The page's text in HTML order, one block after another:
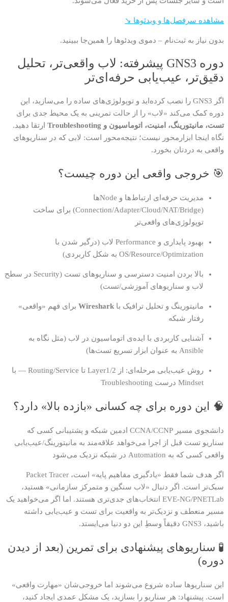
مشاهده سرفصل‌ها و ویدئوها ↘
بدون نیاز به ثبت‌نام – دموی ویدئوها را همین‌جا ببینید.
دوره GNS3 پیشرفته: لاب واقعی‌تر، تحلیل
دقیق‌تر، عیب‌یابی حرفه‌ای‌تر
اگر GNS3 را نصب کرده‌اید و توپولوژی‌های ساده را می‌سازید، این
دوره کمک می‌کند «لاب» را از حالت تمرینی به یک محیط جدی برای
تست، مانیتورینگ، امنیت، اتوماسیون و Troubleshooting
ارتقا دهید.
نگاه اینجا ابزارمحور نیست؛ نتیجه‌محور است: لابی که در سناریوهای
واقعی به دردتان بخورد.
🎯 خروجی واقعی این دوره چیست؟
مدیریت حرفه‌ای ارتباط‌ها و Nodeها
(Connection/Adapter/Cloud/NAT/Bridge) برای ساخت
توپولوژی‌های واقعی‌تر
بهبود پایداری و Performance لاب (درگیر شدن با
OS/Resource/Optimization به شکل کاربردی)
بالا بردن امنیت دسترسی و سناریوهای تست (Security در سطح
لاب و سناریوهای آموزشی/تست)
مانیتورینگ و تحلیل ترافیک با Wireshark برای فهم «واقعی»
رفتار شبکه
آشنایی کاربردی با ایده‌ی اتوماسیون در لاب (مثل نگاه به
Ansible به عنوان ابزار تسریع تست‌ها)
روش عیب‌یابی مرحله‌ای: از Layer1/2 تا Routing/Service — با
Mindset درست Troubleshooting
🧠 این دوره برای چه کسانی «بازده بالا» دارد؟
دانشجوی مسیر CCNA/CCNP ادمین شبکه و پشتیبانی کسی که
سناریو تست قبل از اجرا می‌خواهد علاقه‌مند به مانیتورینگ/عیب‌یابی
واقعی کسی که به Automation در شبکه نزدیک می‌شود
اگر هدف شما فقط «یادگیری مفاهیم پایه» است، Packet Tracer
سبک‌تر است. اگر دنبال «لاب سنگین و متمرکز سازمانی» هستید،
EVE-NG/PNETLab انتخاب‌های جدی‌تری هستند. اما اگر می‌خواهید یک
مسیر منعطف و نزدیک‌تر به واقعیت برای تست و عیب‌یابی داشته
باشید، GNS3 دقیقاً وسطِ این دو دنیا می‌ایستد.
🧪 سناریوهای پیشنهادی برای تمرین (بعد از دیدن
دوره)
این سناریوها ساده شروع می‌شوند اما خروجی‌شان «مهارت واقعی»
است. پیشنهاد: هر سناریو را بسازید، یک مشکل عمدی ایجاد کنید،